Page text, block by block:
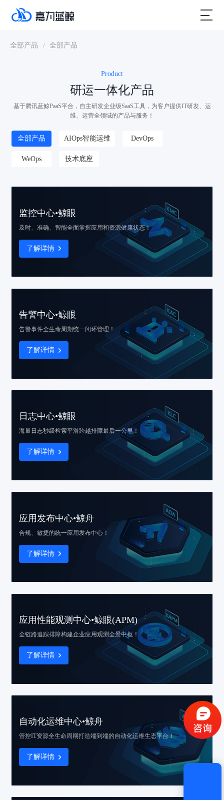
全部产品 / 全部产品
Product
研运一体化产品
基于腾讯蓝鲸PaaS平台，自主研发企业级SaaS工具，为客户提供IT研发、运
维、运营全领域的产品与服务！
全部产品 AIOps智能运维 DevOps
WeOps 技术底座
监控中心•鲸眼
及时、准确、智能全面掌握应用和资源健康状态！
了解详情
告警中心•鲸眼
告警事件全生命周期统一闭环管理！
了解详情
日志中心•鲸眼
海量日志秒级检索平滑跨越排障最后一公里！
了解详情
应用发布中心•鲸舟
合规、敏捷的统一应用发布中心！
了解详情
应用性能观测中心•鲸眼(APM)
全链路追踪排障构建企业应用观测全景中枢！
了解详情
自动化运维中心•鲸舟
管控IT资源全生命周期打造端到端的自动化运维生态平台！
了解详情
获取验证码